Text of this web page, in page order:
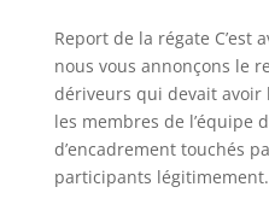
Report de la régate C’est
nous vous annonçons le
dériveurs qui devait avoir
les membres de l’équipe
d’encadrement touchés
participants